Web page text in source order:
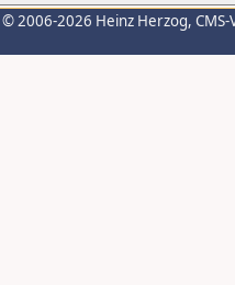
© 2006-2026 Heinz Herzog,